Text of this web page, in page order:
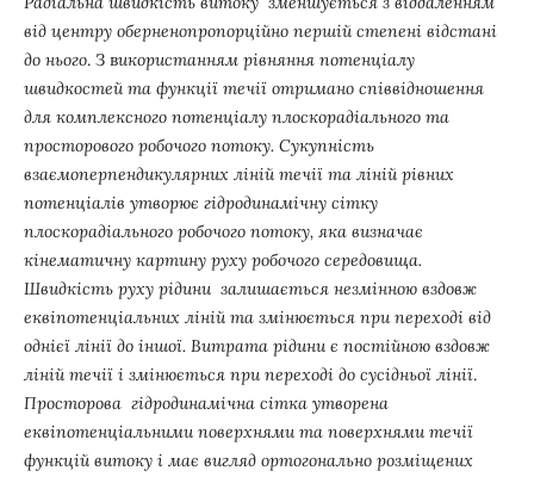
від центру оберненопропорційно першій степені відстані
до нього. З використанням рівняння потенціалу
швидкостей та функції течії отримано співвідношення
для комплексного потенціалу плоскорадіального та
просторового робочого потоку. Сукупність
взаємоперпендикулярних ліній течії та ліній рівних
потенціалів утворює гідродинамічну сітку
плоскорадіального робочого потоку, яка визначає
кінематичну картину руху робочого середовища.
Швидкість руху рідини залишається незмінною вздовж
еквіпотенціальних ліній та змінюється при переході від
однієї лінії до іншої. Витрата рідини є постійною вздовж
ліній течії і змінюється при переході до сусідньої лінії.
Просторова гідродинамічна сітка утворена
еквіпотенціальними поверхнями та поверхнями течії
функцій витоку і має вигляд ортогонально розміщених